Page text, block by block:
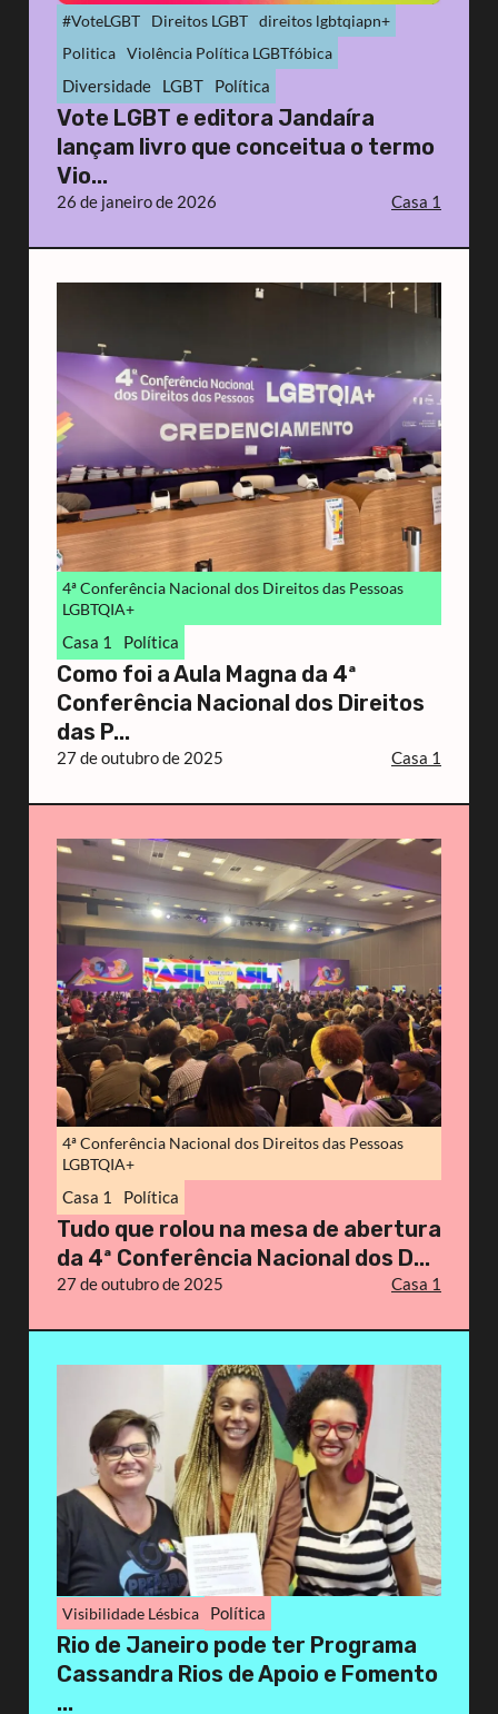
#VoteLGBT Direitos LGBT direitos lgbtqiapn+
Politica Violência Política LGBTfóbica
Diversidade LGBT Política
Vote LGBT e editora Jandaíra
lançam livro que conceitua o termo
Vio...
26 de janeiro de 2026 Casa 1
4ª Conferência Nacional dos Direitos das Pessoas
LGBTQIA+
Casa 1 Política
Como foi a Aula Magna da 4ª
Conferência Nacional dos Direitos
das P...
27 de outubro de 2025 Casa 1
4ª Conferência Nacional dos Direitos das Pessoas
LGBTQIA+
Casa 1 Política
Tudo que rolou na mesa de abertura
da 4ª Conferência Nacional dos D...
27 de outubro de 2025 Casa 1
Visibilidade Lésbica Política
Rio de Janeiro pode ter Programa
Cassandra Rios de Apoio e Fomento
...